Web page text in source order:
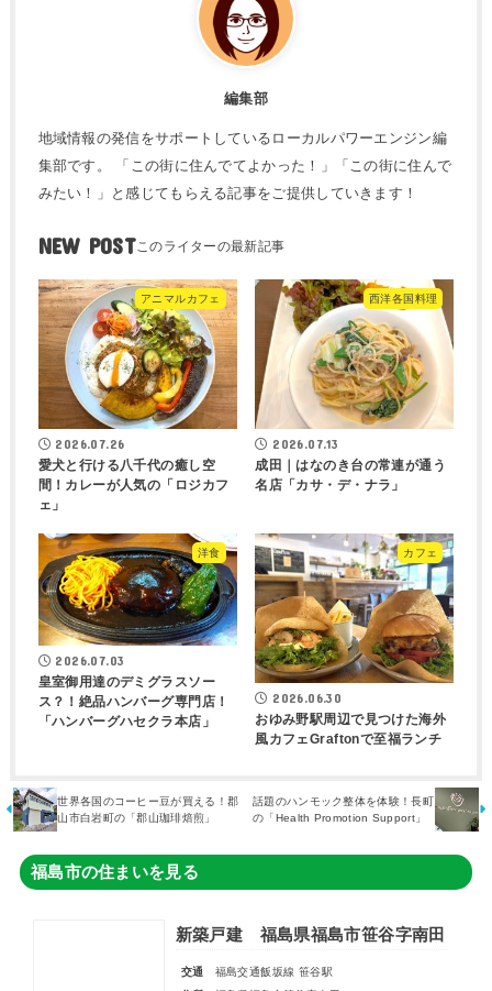
編集部
地域情報の発信をサポートしているローカルパワーエンジン編
集部です。 「この街に住んでてよかった！」「この街に住んで
みたい！」と感じてもらえる記事をご提供していきます！
NEW POST
アニマルカフェ
2026.07.26
愛犬と行ける八千代の癒し空
間！カレーが人気の「ロジカフ
ェ」
西洋各国料理
2026.07.13
成田｜はなのき台の常連が通う
名店「カサ・デ・ナラ」
洋食
2026.07.03
皇室御用達のデミグラスソー
ス？！絶品ハンバーグ専門店！
「ハンバーグハセクラ本店」
カフェ
2026.06.30
おゆみ野駅周辺で見つけた海外
風カフェGraftonで至福ランチ
世界各国のコーヒー豆が買える！郡
山市白岩町の「郡山珈琲焙煎」
話題のハンモック整体を体験！長町
の「Health Promotion Support」
福島市の住まいを見る
新築戸建 福島県福島市笹谷字南田
交通
福島交通飯坂線 笹谷駅